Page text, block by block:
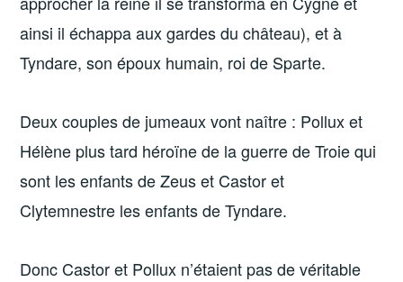
ainsi il échappa aux gardes du château), et à
Tyndare, son époux humain, roi de Sparte.
Deux couples de jumeaux vont naître : Pollux et
Hélène plus tard héroïne de la guerre de Troie qui
sont les enfants de Zeus et Castor et
Clytemnestre les enfants de Tyndare.
Donc Castor et Pollux n’étaient pas de véritable